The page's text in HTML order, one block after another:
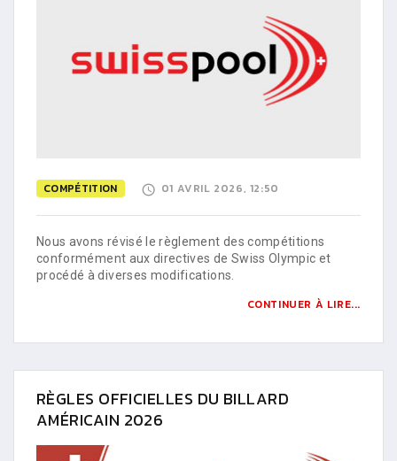
COMPÉTITION 01 AVRIL 2026, 12:50
Nous avons révisé le règlement des compétitions
conformément aux directives de Swiss Olympic et
procédé à diverses modifications.
CONTINUER À LIRE...
RÈGLES OFFICIELLES DU BILLARD
AMÉRICAIN 2026